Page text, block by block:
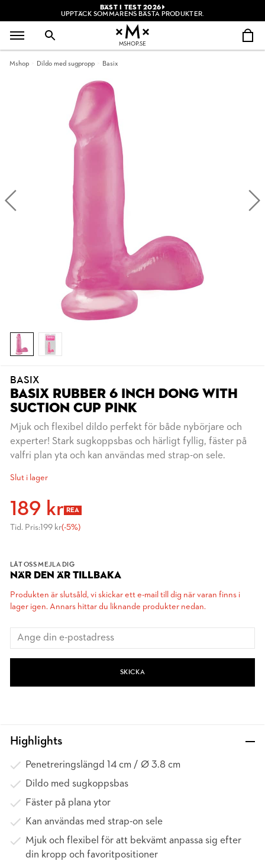
BÄST I TEST 2026
UPPTÄCK SOMMARENS BÄSTA PRODUKTER.
MSHOP.SE
Mshop Dildo med sugpropp Basix
BASIX
BASIX RUBBER 6 INCH DONG WITH
SUCTION CUP PINK
Mjuk och flexibel dildo perfekt för både nybörjare och
experter! Stark sugkoppsbas och härligt fyllig, fäster på
valfri plan yta och kan användas med strap-on sele.
Slut i lager
189 kr REA
Tid. Pris:199 kr(-5%)
LÅT OSS MEJLA DIG
NÄR DEN ÄR TILLBAKA
Produkten är slutsåld, vi skickar ett e-mail till dig när varan finns i
lager igen. Annars hittar du liknande produkter nedan.
SKICKA
Highlights
Penetreringslängd 14 cm / Ø 3.8 cm
Dildo med sugkoppsbas
Fäster på plana ytor
Kan användas med strap-on sele
Mjuk och flexibel för att bekvämt anpassa sig efter
din kropp och favoritpositioner